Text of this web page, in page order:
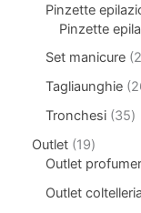
Pinzette
Pinzette
Set manicure
Tagliaunghie
Tronchesi 35
Outlet 19
Outlet
Outlet coltelleria